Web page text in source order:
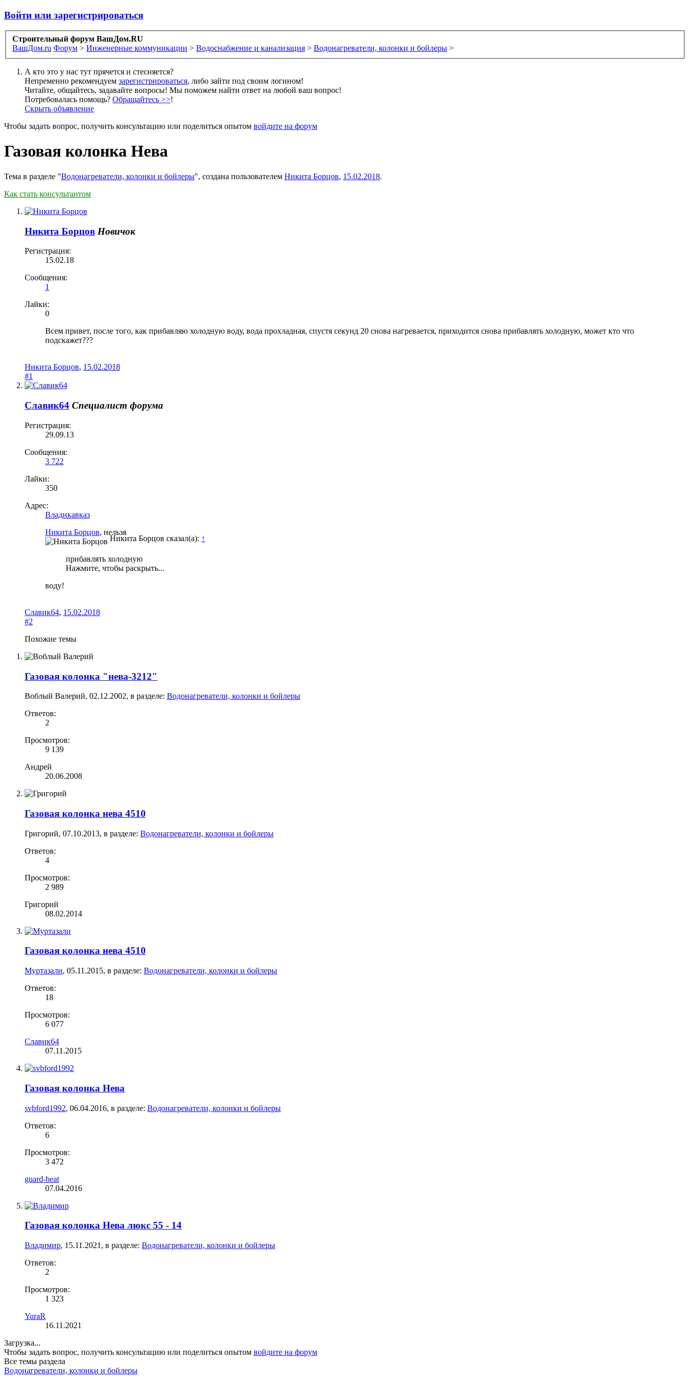
Войти или зарегистрироваться
Строительный форум ВашДом.RU
ВашДом.ru Форум > Инженерные коммуникации > Водоснабжение и канализация > Водонагреватели, колонки и бойлеры >
А кто это у нас тут прячется и стесняется?
Непременно рекомендуем зарегистрироваться, либо зайти под своим логином!
Читайте, общайтесь, задавайте вопросы! Мы поможем найти ответ на любой ваш вопрос!
Потребовалась помощь? Обращайтесь >>!
Скрыть объявление
Чтобы задать вопрос, получить консультацию или поделиться опытом войдите на форум
Газовая колонка Нева
Тема в разделе "Водонагреватели, колонки и бойлеры", создана пользователем Никита Борцов, 15.02.2018.
Как стать консультантом
Никита Борцов Новичок
Регистрация:
15.02.18
Сообщения:
1
Лайки:
0
Всем привет, после того, как прибавляю холодную воду, вода прохладная, спустя секунд 20 снова нагревается, приходится снова прибавлять холодную, может кто что
подскажет???
Никита Борцов, 15.02.2018
#1
Славик64 Специалист форума
Регистрация:
29.09.13
Сообщения:
3 722
Лайки:
350
Адрес:
Владикавказ
Никита Борцов, нельзя
Никита Борцов сказал(а): ↑
прибавлять холодную
Нажмите, чтобы раскрыть...
воду!
Славик64, 15.02.2018
#2
Похожие темы
Газовая колонка "нева-3212"
Воблый Валерий, 02.12.2002, в разделе: Водонагреватели, колонки и бойлеры
Ответов:
2
Просмотров:
9 139
Андрей
20.06.2008
Газовая колонка нева 4510
Григорий, 07.10.2013, в разделе: Водонагреватели, колонки и бойлеры
Ответов:
4
Просмотров:
2 989
Григорий
08.02.2014
Газовая колонка нева 4510
Муртазали, 05.11.2015, в разделе: Водонагреватели, колонки и бойлеры
Ответов:
18
Просмотров:
6 077
Славик64
07.11.2015
Газовая колонка Нева
svbford1992, 06.04.2016, в разделе: Водонагреватели, колонки и бойлеры
Ответов:
6
Просмотров:
3 472
guard-heat
07.04.2016
Газовая колонка Нева люкс 55 - 14
Влaдимиp, 15.11.2021 , в разделе: Водонагреватели, колонки и бойлеры
Ответов:
2
Просмотров:
1 323
YuraR
16.11.2021
Загрузка...
Чтобы задать вопрос, получить консультацию или поделиться опытом войдите на форум
Все темы раздела
Водонагреватели, колонки и бойлеры